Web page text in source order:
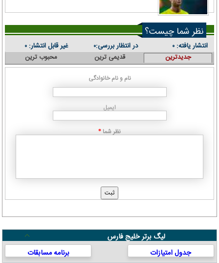
نظر شما چیست؟
انتشار یافته: ۰ در انتظار بررسی:۰ غیر قابل انتشار: ۰
جدیدترین قدیمی ترین محبوب ترین
نام و نام خانوادگی
ایمیل
نظر شما *
لیگ برتر خلیج فارس
جدول امتیازات
برنامه مسابقات